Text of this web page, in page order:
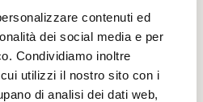
contenuti ed
dei social media e per
Condividiamo inoltre
utilizzi il nostro sito con i
di analisi dei dati web,